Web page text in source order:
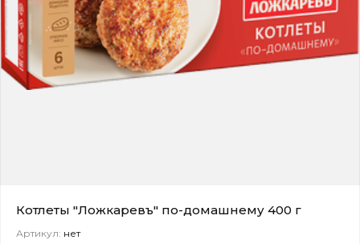
Котлеты "Ложкаревъ" по-домашнему 400 г
Артикул: нет